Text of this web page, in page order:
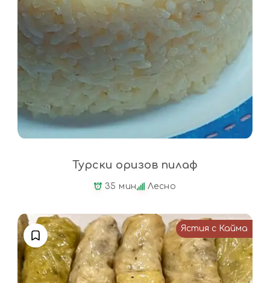
Турски оризов пилаф
35 мин Лесно
Ястия с Кайма